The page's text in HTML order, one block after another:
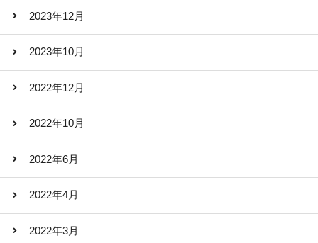
2023年12月
2023年10月
2022年12月
2022年10月
2022年6月
2022年4月
2022年3月